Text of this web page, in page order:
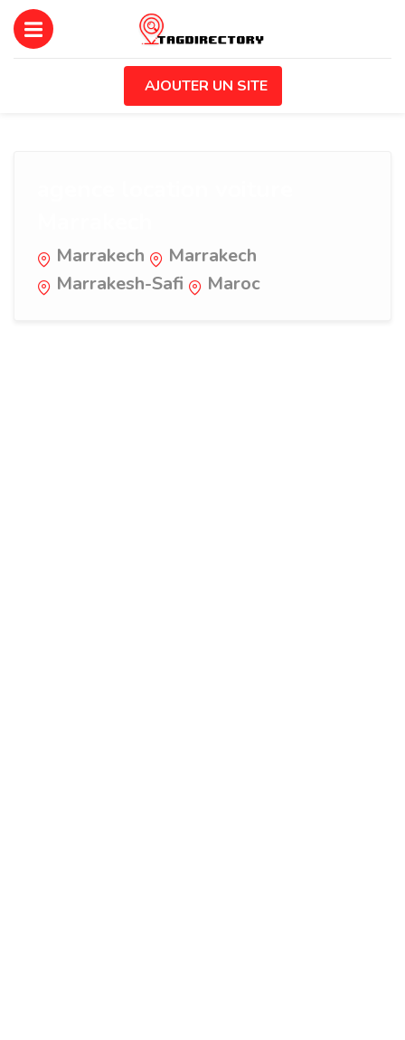
AJOUTER UN SITE
Marrakech
Marrakech
Marrakesh-Safi
Maroc